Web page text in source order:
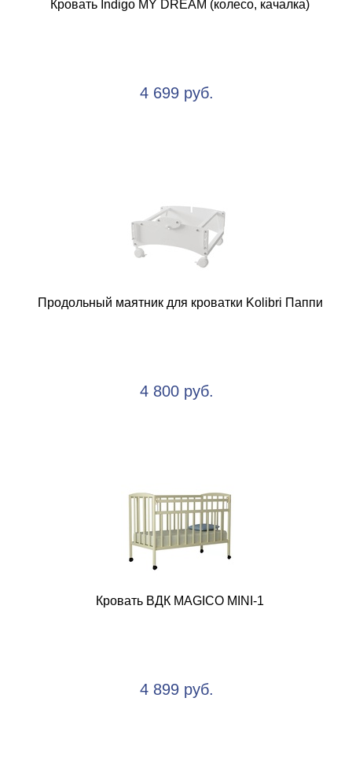
Кровать Indigo MY DREAM (колесо, качалка)
4 699 руб.
Продольный маятник для кроватки Kolibri Паппи
4 800 руб.
Кровать ВДК MAGICO MINI-1
4 899 руб.